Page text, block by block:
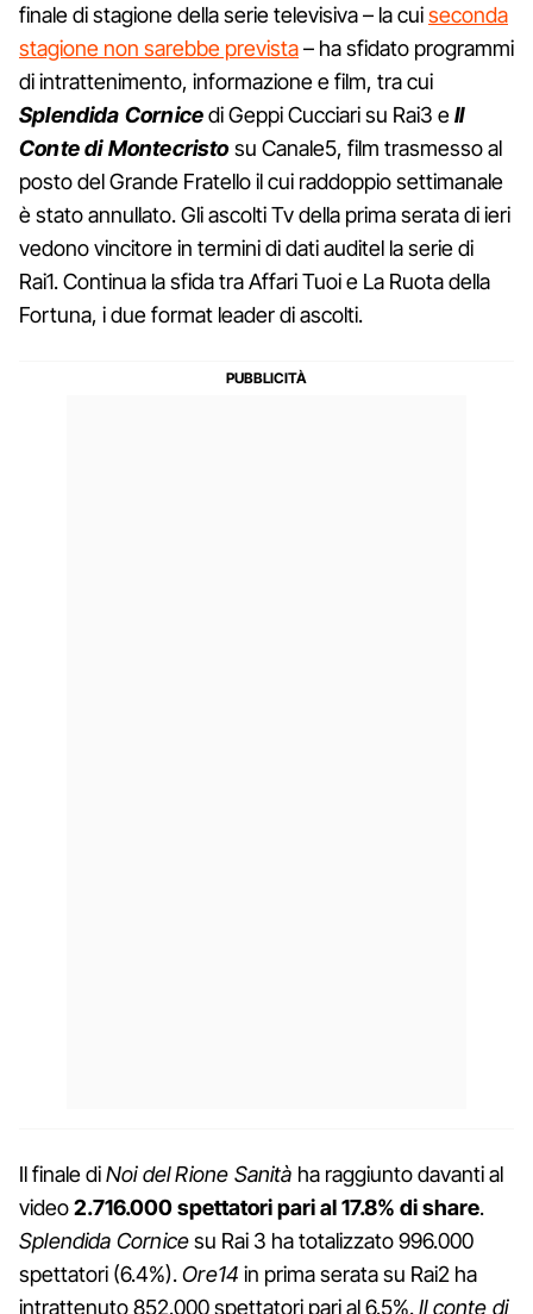
finale di stagione della serie televisiva – la cuiseconda
stagione non sarebbe prevista– ha sfidato programmi
di intrattenimento, informazione e film, tra cui
Splendida Cornicedi Geppi Cucciari su Rai3 eIl
Conte di Montecristo su Canale5, film trasmesso al
posto del Grande Fratello il cui raddoppio settimanale
è stato annullato. Gli ascolti Tv della prima serata di ieri
vedono vincitore in termini di dati auditel la serie di
Rai1. Continua la sfida tra Affari Tuoi e La Ruota della
Fortuna, i due format leader di ascolti.
Il finale diNoi del Rione Sanità ha raggiunto davanti al
video2.716.000 spettatori pari al 17.8% di share.
Splendida Cornicesu Rai 3 ha totalizzato 996.000
spettatori (6.4%).Ore14 in prima serata su Rai2 ha
intrattenuto 852.000 spettatori pari al 6.5%.Il conte di